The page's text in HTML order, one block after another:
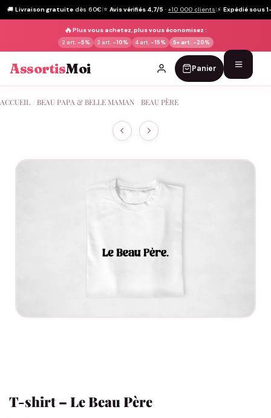
🚚 Livraison gratuite dès 60€|⭐ Avis vérifiés 4,7/5 · +10 000 clients|⚡ Expédié sous
🔥Plus vous achetez, plus vous économisez :
2 art. -5% 3 art. -10% 4 art. -15% 5+ art. -20%
AssortisMoi Panier
au
ACCUEIL BEAU PAPA & BELLE MAMAN BEAU PÈRE
T-shirt – Le Beau Père